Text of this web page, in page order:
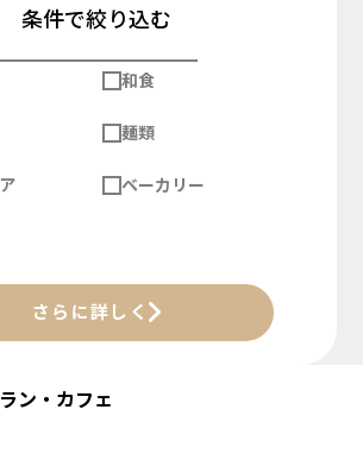
条件で絞り込む
和食
麺類
ベーカリー
さらに詳しく
ン・カフェ